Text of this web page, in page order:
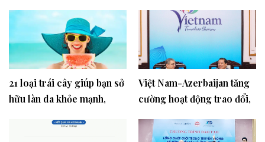
21 loại trái cây giúp bạn sở
hữu làn da khỏe mạnh,
Việt Nam-Azerbaijan tăng
cường hoạt động trao đổi,